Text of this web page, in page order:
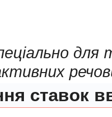
ставок